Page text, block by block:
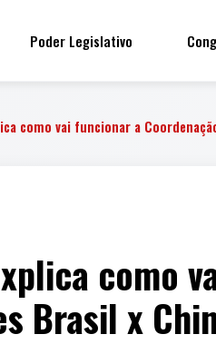
Poder Legislativo
como vai funcionar a
como
Brasil x